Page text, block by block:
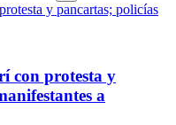
con protesta y
a